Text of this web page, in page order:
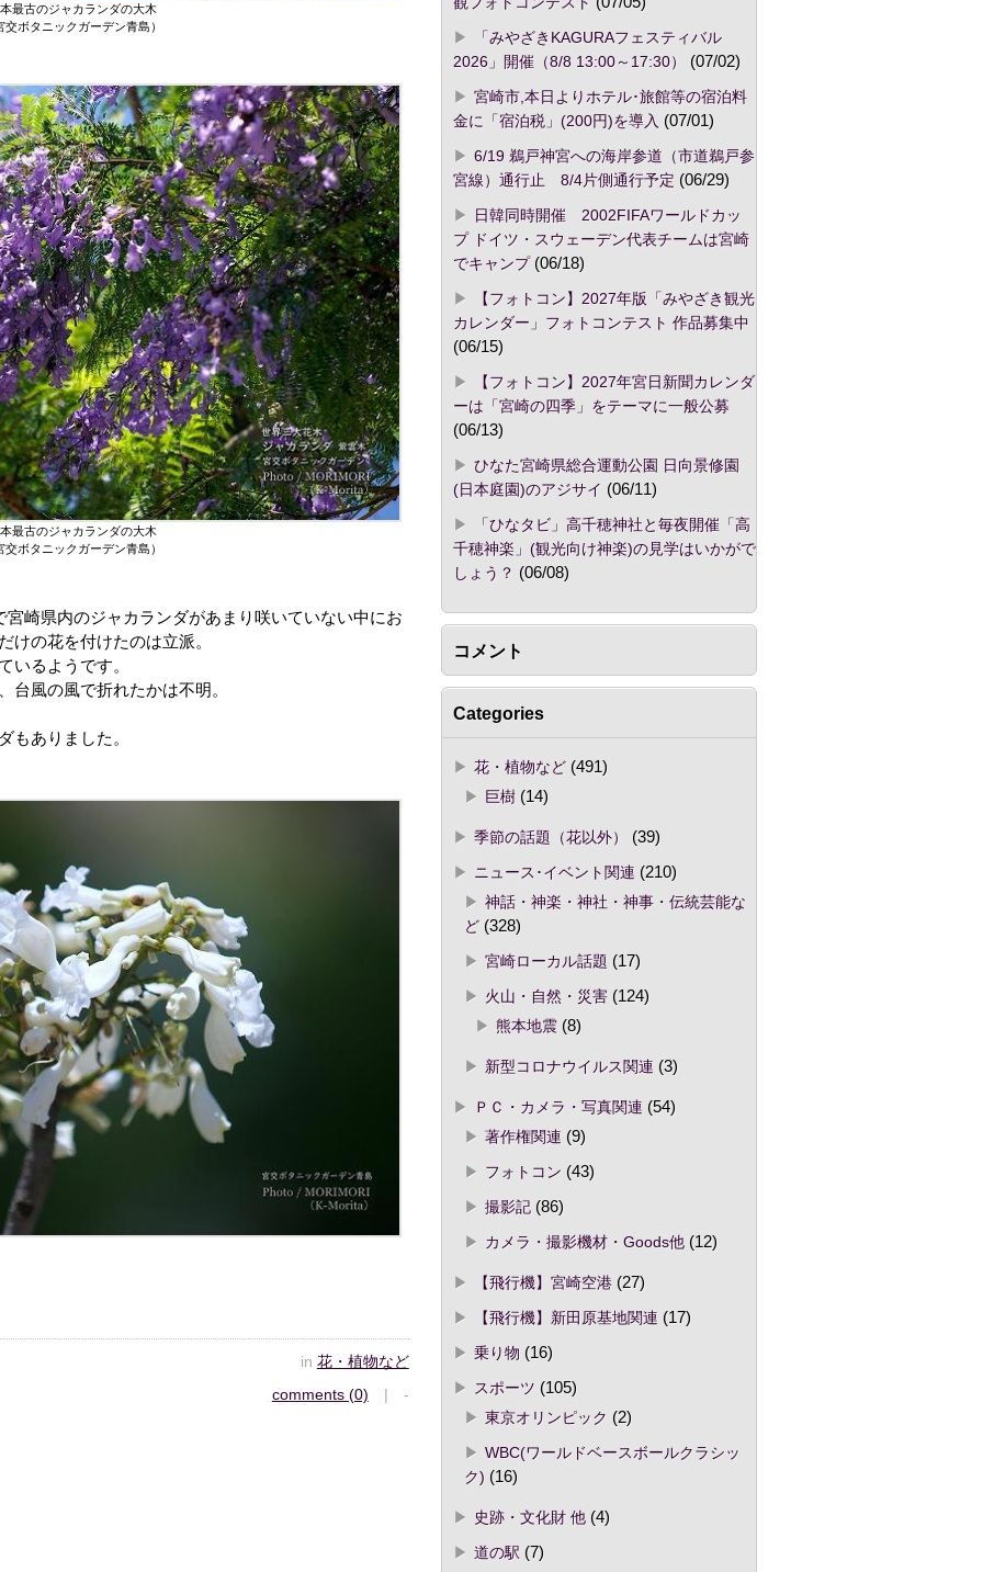
最古のジャカランダの大木
交ボタニックガーデン青島）
最古のジャカランダの大木
交ボタニックガーデン青島）
崎県内のジャカランダがあまり咲いていない中にお
けの花を付けたのは立派。
いるようです。
台風の風で折れたかは不明。
もありました。
in 花・植物など
comments (0) | -
「みやざきKAGURAフェスティバル
2026」開催（8/8 13:00～17:30）
(07/02)
宮崎市,本日よりホテル･旅館等の宿泊料
金に「宿泊税」(200円)を導入 (07/01)
6/19 鵜戸神宮への海岸参道（市道鵜戸参
宮線）通行止 8/4片側通行予定 (06/29)
日韓同時開催 2002FIFAワールドカッ
プ ドイツ・スウェーデン代表チームは宮崎
でキャンプ(06/18)
【フォトコン】2027年版「みやざき観光
カレンダー」フォトコンテスト 作品募集中
(06/15)
【フォトコン】2027年宮日新聞カレンダ
ーは「宮崎の四季」をテーマに一般公募
(06/13)
ひなた宮崎県総合運動公園 日向景修園
(日本庭園)のアジサイ (06/11)
「ひなタビ」高千穂神社と毎夜開催「高
千穂神楽」(観光向け神楽)の見学はいかがで
しょう？ (06/08)
コメント
Categories
花・植物など(491)
巨樹(14)
季節の話題（花以外）
(39)
ニュース･イベント関連 (210)
神話・神楽・神社・神事・伝統芸能な
ど(328)
宮崎ローカル話題 (17)
火山・自然・災害(124)
熊本地震(8)
新型コロナウイルス関連 (3)
ＰＣ・カメラ・写真関連 (54)
著作権関連 (9)
フォトコン (43)
撮影記(86)
カメラ・撮影機材・Goods他(12)
【飛行機】宮崎空港(27)
【飛行機】新田原基地関連 (17)
乗り物 (16)
スポーツ (105)
東京オリンピック (2)
WBC(ワールドベースボールクラシッ
ク) (16)
史跡・文化財 他(4)
道の駅 (7)